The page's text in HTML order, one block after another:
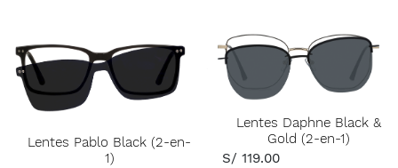
Lentes Pablo Black (2-en-
1)
Lentes Daphne Black &
Gold (2-en-1)
S/ 119.00